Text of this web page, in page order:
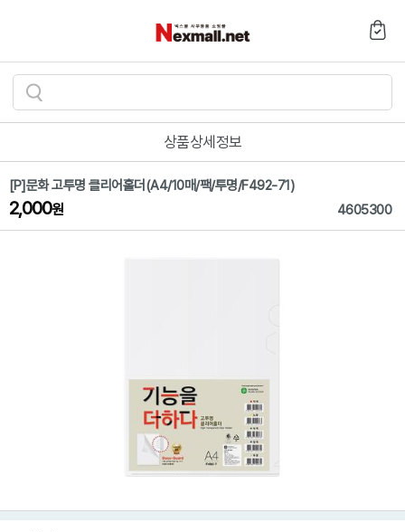
검
색
기
상품상세정보
[P]문화 고투명 클리어홀더(A4/10매/팩/투명/F492-71)
2,000원 4605300